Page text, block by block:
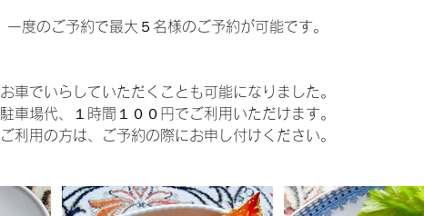
一度のご予約で最大５名様のご予約が可能です。
お車でいらしていただくことも可能になりました。
駐車場代、１時間１００円でご利用いただけます。